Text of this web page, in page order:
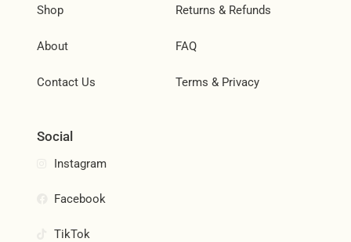
Shop
About
Contact Us
Returns & Refunds
FAQ
Terms & Privacy
Social
Instagram
Facebook
TikTok